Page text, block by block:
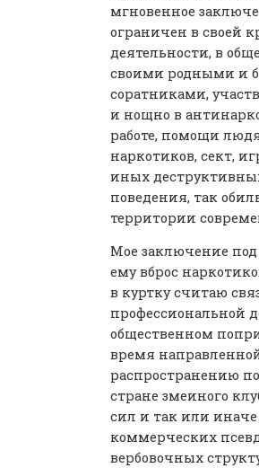
мгновенное
ограничен в своей
деятельности, в
своими родными и
соратниками,
и нощно в
работе, помощи
наркотиков, сект,
иных
поведения, так
территории
Мое заключение
ему вброс
в куртку считаю
профессиональной
общественном
время
распространению
стране змеиного
сил и так или
коммерческих
вербовочных